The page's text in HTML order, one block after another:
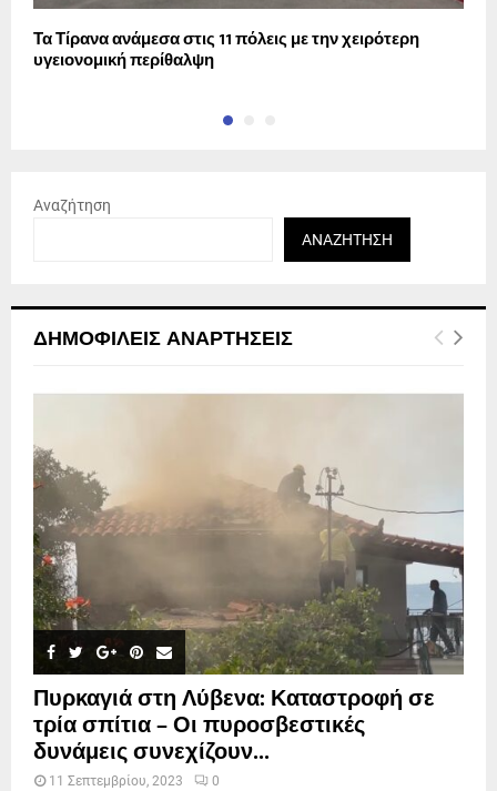
Τα Τίρανα ανάμεσα στις 11 πόλεις με την χειρότερη
υγειονομική περίθαλψη
Αναζήτηση
ΑΝΑΖΉΤΗΣΗ
ΔΗΜΟΦΙΛΕΊΣ ΑΝΑΡΤΉΣΕΙΣ
Πυρκαγιά στη Λύβενα: Καταστροφή σε
τρία σπίτια – Οι πυροσβεστικές
δυνάμεις συνεχίζουν...
11 Σεπτεμβρίου, 2023 0